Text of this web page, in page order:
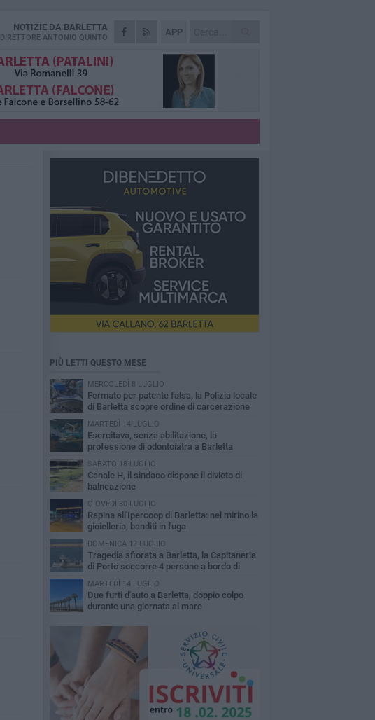
APP
NOTIZIE DA BARLETTA
DIRETTORE ANTONIO QUINTO
PIÙ LETTI QUESTO MESE
MERCOLEDÌ 8 LUGLIO
Fermato per patente falsa, la Polizia locale
di Barletta scopre ordine di carcerazione
MARTEDÌ 14 LUGLIO
Esercitava, senza abilitazione, la
professione di odontoiatra a Barletta
SABATO 18 LUGLIO
Canale H, il sindaco dispone il divieto di
balneazione
GIOVEDÌ 30 LUGLIO
Rapina all'Ipercoop di Barletta: nel mirino la
gioielleria, banditi in fuga
DOMENICA 12 LUGLIO
Tragedia sfiorata a Barletta, la Capitaneria
di Porto soccorre 4 persone a bordo di
tavole Sup
MARTEDÌ 14 LUGLIO
Due furti d'auto a Barletta, doppio colpo
durante una giornata al mare